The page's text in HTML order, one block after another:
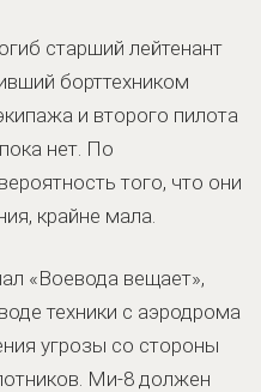
старший лейтенант
борттехником
и второго пилота
нет. По
того, что они
крайне мала.
«Воевода вещает»,
техники с аэродрома
угрозы со стороны
Ми-8 должен